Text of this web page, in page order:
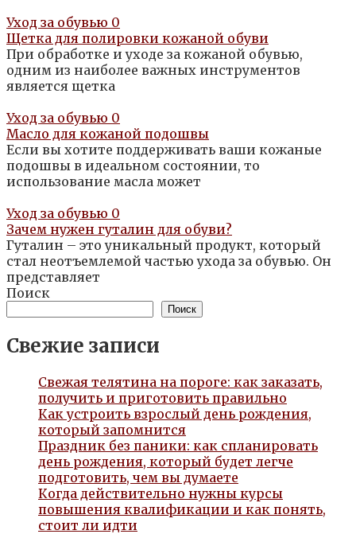
Уход за обувью 0
Щетка для полировки кожаной обуви
При обработке и уходе за кожаной обувью,
одним из наиболее важных инструментов
является щетка
Уход за обувью 0
Масло для кожаной подошвы
Если вы хотите поддерживать ваши кожаные
подошвы в идеальном состоянии, то
использование масла может
Уход за обувью 0
Зачем нужен гуталин для обуви?
Гуталин – это уникальный продукт, который
стал неотъемлемой частью ухода за обувью. Он
представляет
Поиск
Поиск
Свежие записи
Свежая телятина на пороге: как заказать,
получить и приготовить правильно
Как устроить взрослый день рождения,
который запомнится
Праздник без паники: как спланировать
день рождения, который будет легче
подготовить, чем вы думаете
Когда действительно нужны курсы
повышения квалификации и как понять,
стоит ли идти